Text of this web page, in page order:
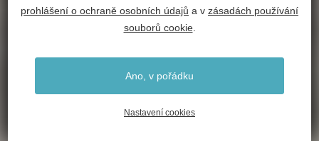
prohlášení o ochraně osobních údajů a v zásadách používání
souborů cookie.
Ano, v pořádku
Nastavení cookies